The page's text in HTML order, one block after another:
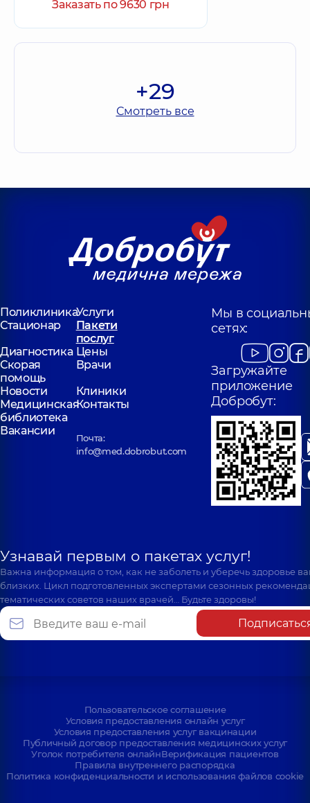
Заказать по 9630 грн
+29
Смотреть все
ПоликлиникаУслуги
Стационар
Пакети
послуг
Диагностика Цены
Скорая
помощь
Врачи
Новости
Клиники
Медицинская
библиотека
Контакты
Вакансии
Почта:
info@med.dobrobut.com
Мы в
сетях:
Загружайте
приложение
Добробут:
Узнавай первым о пакетах услуг!
Важна информация о том, как не заболеть и уберечь здоровье
близких. Цикл подготовленных экспертами сезонных
тематических советов наших врачей… Будьте здоровы!
Пользовательское соглашение
Условия предоставления онлайн услуг
Условия предоставления услуг вакцинации
Публичный договор предоставления медицинских услуг
Уголок потребителя онлайнВерификация пациентов
Правила внутреннего распорядка
Политика конфиденциальности и использования файлов cookie